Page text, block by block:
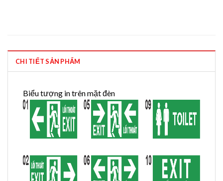
CHI TIẾT SẢN PHẨM
Biểu tượng in trên mặt đèn